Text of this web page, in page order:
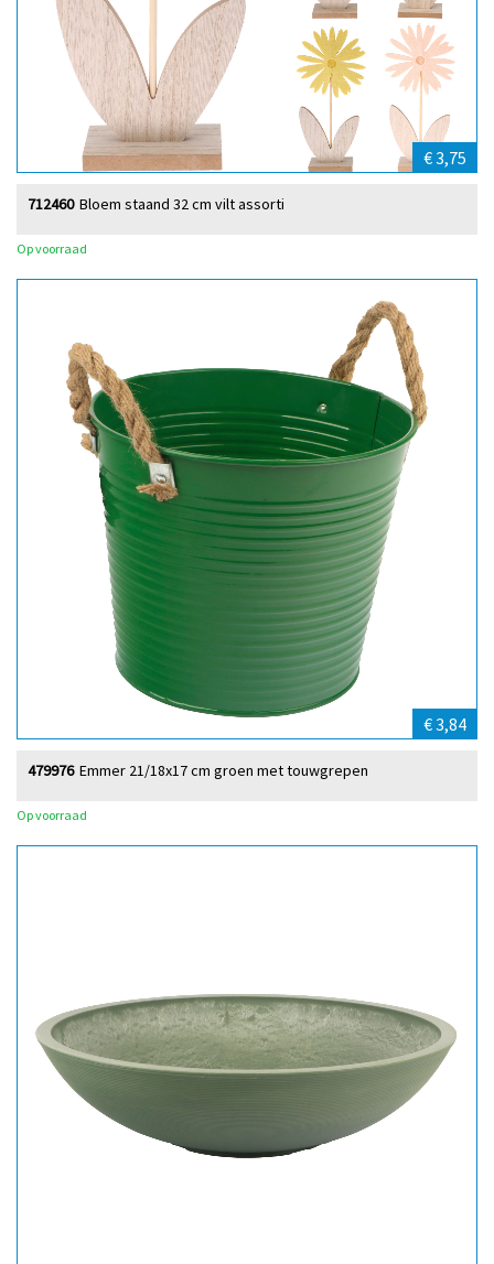
€ 3,75
Bloem staand 32 cm vilt assorti
712460
Op voorraad
€ 3,84
Emmer 21/18x17 cm groen met touwgrepen
479976
Op voorraad